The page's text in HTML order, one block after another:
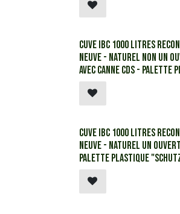
​​​​Cuve IBC 1000 litres
neuve - Naturel Non UN
avec canne CDS -
​​​​Cuve IBC 1000 litres
neuve - Naturel UN
Palette plastique